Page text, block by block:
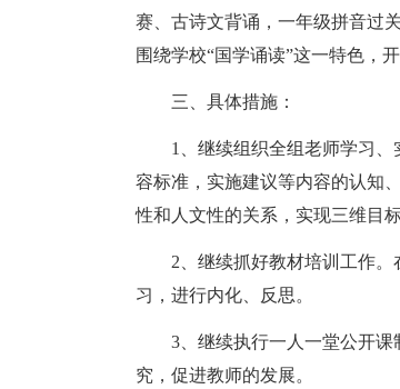
赛、古诗文背诵，一年级拼音过
围绕学校“国学诵读”这一特色，
三、具体措施：
1、继续组织全组老师学习、
容标准，实施建议等内容的认知
性和人文性的关系，实现三维目
2、继续抓好教材培训工作。
习，进行内化、反思。
3、继续执行一人一堂公开课
究，促进教师的发展。